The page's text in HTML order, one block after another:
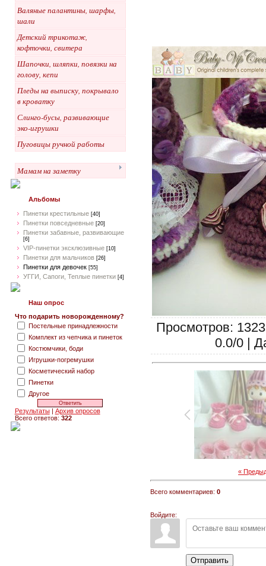
Валяные палантины, шарфы,
шали
Детский трикотаж,
кофточки, свитера
Шапочки, шляпки, повязки на
голову, кепи
Пледы на выписку, покрывало
в кроватку
Слинго-бусы, развивающие
эко-игрушки
Пуговицы ручной работы
Мамам на заметку
Альбомы
Пинетки крестильные [40]
Пинетки повседневные [20]
Пинетки забавные, развивающие
[6]
VIP-пинетки эксклюзивные [10]
Пинетки для мальчиков [26]
Пинетки для девочек [55]
УГГИ, Сапоги, Теплые пинетки [4]
Наш опрос
Что подарить новорожденному?
Постельные принадлежности
Комплект из чепчика и пинеток
Костюмчики, боди
Игрушки-погремушки
Косметический набор
Пинетки
Другое
Результаты| Архив опросов
Всего ответов: 322
Просмотров:
0.0/0 |
«
Всего комментариев: 0
Войдите:
Отправить